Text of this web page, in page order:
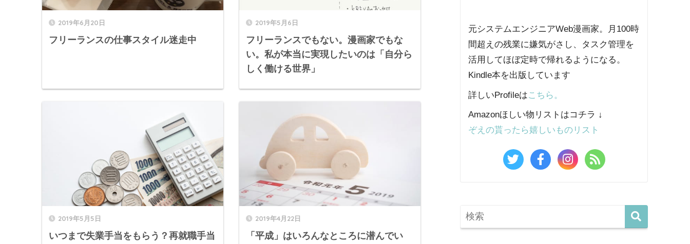
2019年6月20日
フリーランスの仕事スタイル迷走中
2019年5月6日
フリーランスでもない。漫画家でもな
い。私が本当に実現したいのは「自分ら
しく働ける世界」
2019年5月5日
いつまで失業手当をもらう？再就職手当
2019年4月22日
「平成」はいろんなところに潜んでい
元システムエンジニアWeb漫画家。月100時
間超えの残業に嫌気がさし、タスク管理を
活用してほぼ定時で帰れるようになる。
Kindle本を出版しています
詳しいProfileはこちら。
Amazonほしい物リストはコチラ ↓
ぞえの貰ったら嬉しいものリスト